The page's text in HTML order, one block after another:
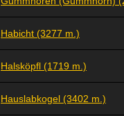
Habicht (3277 m.)
Halsköpfl (1719 m.)
Hauslabkogel (3402 m.)